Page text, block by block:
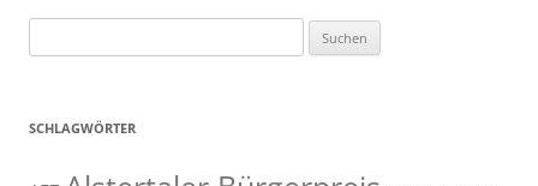
nach:
SCHLAGWÖRTER